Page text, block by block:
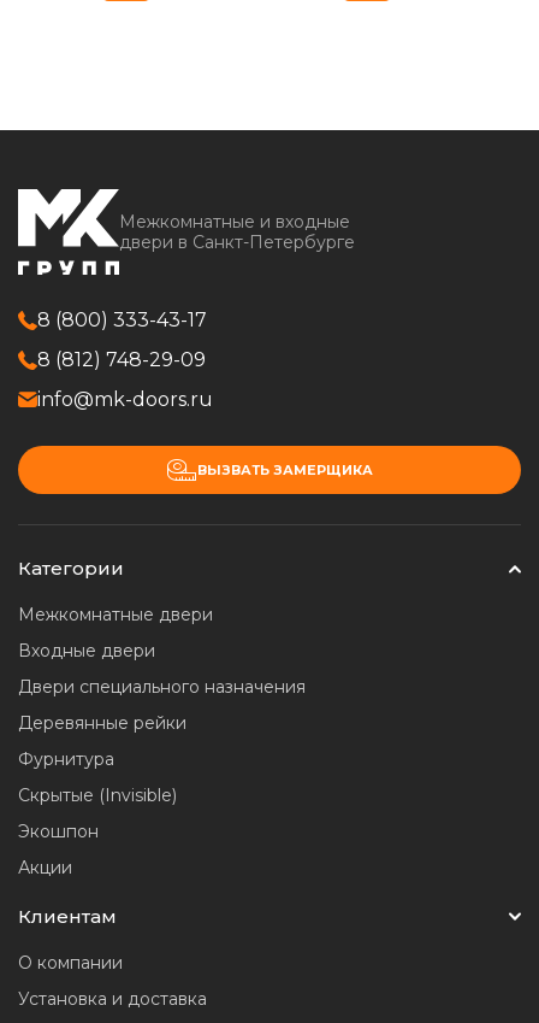
Межкомнатные и входные
двери в Санкт-Петербурге
8 (800) 333-43-17
8 (812) 748-29-09
info@mk-doors.ru
ВЫЗВАТЬ ЗАМЕРЩИКА
Категории
Межкомнатные двери
Входные двери
Двери специального назначения
Деревянные рейки
Фурнитура
Скрытые (Invisible)
Экошпон
Акции
Клиентам
О компании
Установка и доставка